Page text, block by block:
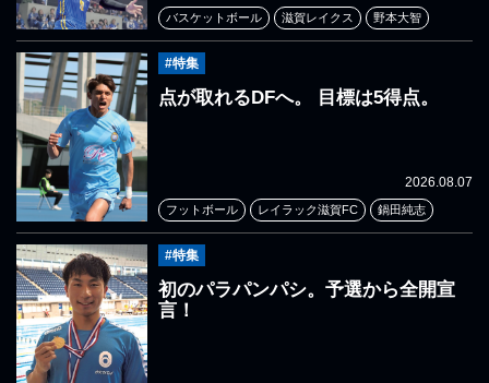
バスケットボール 滋賀レイクス 野本大智
#特集
点が取れるDFへ。 目標は5得点。
2026.08.07
フットボール レイラック滋賀FC 鍋田純志
#特集
初のパラパンパシ。予選から全開宣
言！